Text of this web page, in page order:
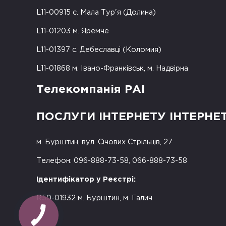
L11-00915 с. Мала Тур'я (Долина)
L11-01203 м. Яремче
L11-01397 с. Дебеславці (Коломия)
L11-01868 м. Івано-Франківськ, м. Надвірна
Телекомпанія РАІ
ПОСЛУГИ ІНТЕРНЕТУ
м. Бурштин, вул. Січових Стрільців, 27
Телефон: 096-888-73-58, 066-888-73-58
Ідентифікатор у Реєстрі:
R50-01932 м. Бурштин, м. Галич